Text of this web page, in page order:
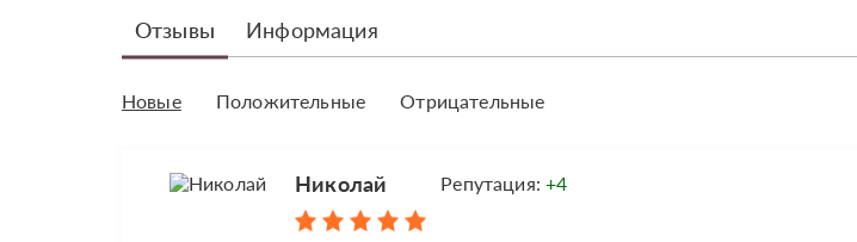
Отзывы Информация
Новые Положительные Отрицательные
Николай Репутация:+4